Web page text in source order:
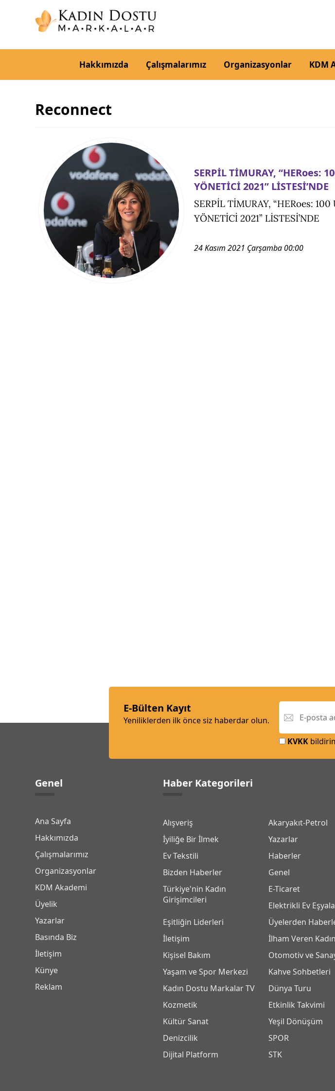
Hakkımızda Çalışmalarımız Organizasyonlar KDM
Reconnect
SERPİL TİMURAY, “HERoes:
YÖNETİCİ 2021” LİSTESİ’NDE
SERPİL TİMURAY, “HERoes:
YÖNETİCİ 2021” LİSTESİ’NDE
24 Kasım 2021 Çarşamba 00:00
E-Bülten Kayıt
Yeniliklerden ilk önce siz haberdar olun.
KVKK
Genel
Ana Sayfa
Hakkımızda
Çalışmalarımız
Organizasyonlar
KDM Akademi
Üyelik
Yazarlar
Basında Biz
İletişim
Künye
Reklam
Haber Kategorileri
Alışveriş
Akaryakıt-Petrol
İyiliğe Bir İlmek
Yazarlar
Ev Tekstili
Haberler
Bizden Haberler
Genel
Türkiye'nin Kadın
Girişimcileri
E-Ticaret
Elektrikli Ev
Eşitliğin Liderleri
Üyelerden
İletişim
İlham Veren
Kişisel Bakım
Otomotiv ve
Yaşam ve Spor Merkezi
Kahve Sohbetleri
Kadın Dostu Markalar TV
Dünya Turu
Kozmetik
Etkinlik Takvimi
Kültür Sanat
Yeşil Dönüşüm
Denizcilik
SPOR
Dijital Platform
STK